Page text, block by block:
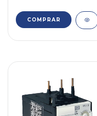
COMPRAR